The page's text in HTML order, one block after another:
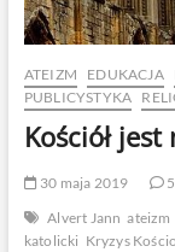
ATEIZM EDUKACJA
PUBLICYSTYKA
Kościół
30 maja 2019
Alvert Jann ateizm
katolicki Kryzys